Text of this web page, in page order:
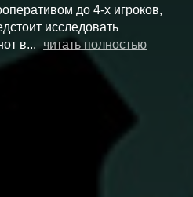
до 4-х игроков,
исследовать
в...
читать полностью